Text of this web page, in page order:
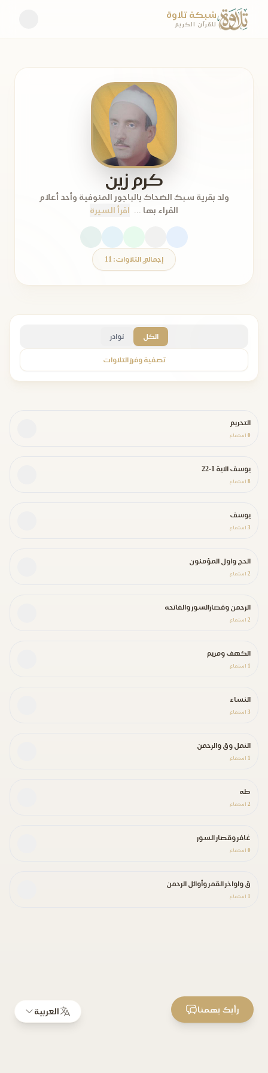
شبكة تلاوة
للقرآن الكريم
كرم زين
ولد بقرية سبك الضحاك بالباجور المنوفية وأحد أعلام
القراء بها ...
اقرأ السيرة
إجمالي التلاوات: 11
الكل نوادر
تصفية وفرز التلاوات
التحريم
0 استماع
يوسف الاية 1-22
8 استماع
يوسف
3 استماع
الحج واول المؤمنون
2 استماع
الرحمن وقصارالسور والفاتحه
2 استماع
الكهف ومريم
1 استماع
النساء
3 استماع
النمل وق والرحمن
1 استماع
طه
2 استماع
غافر وقصار السور
0 استماع
ق واواخر القمر وأوائل الرحمن
1 استماع
العربية رأيك يهمنا